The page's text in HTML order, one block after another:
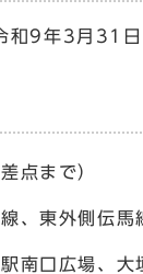
和9年3月31日
点まで）
、東外側伝馬
南口広場、大